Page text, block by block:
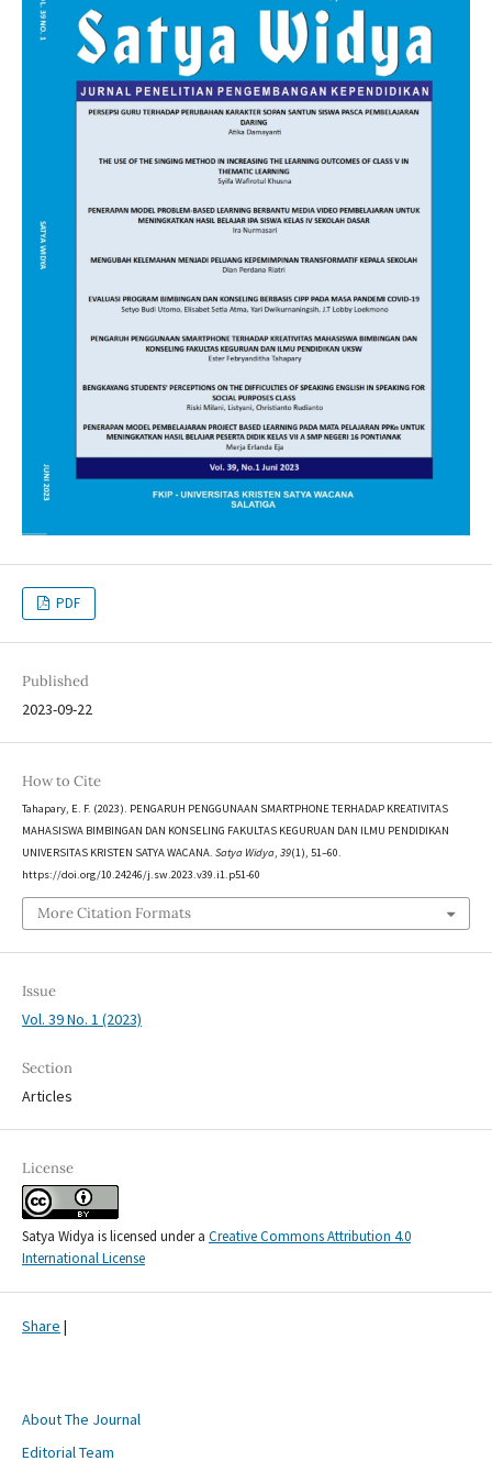
PDF
Published
2023-09-22
How to Cite
Tahapary, E. F. (2023). PENGARUH PENGGUNAAN SMARTPHONE TERHADAP KREATIVITAS
MAHASISWA BIMBINGAN DAN KONSELING FAKULTAS KEGURUAN DAN ILMU PENDIDIKAN
UNIVERSITAS KRISTEN SATYA WACANA. Satya Widya, 39(1), 51–60.
https://doi.org/10.24246/j.sw.2023.v39.i1.p51-60
More Citation Formats
Issue
Vol. 39 No. 1 (2023)
Section
Articles
License
Satya Widya is licensed under a Creative Commons Attribution 4.0
International License
Share |
About The Journal
Editorial Team